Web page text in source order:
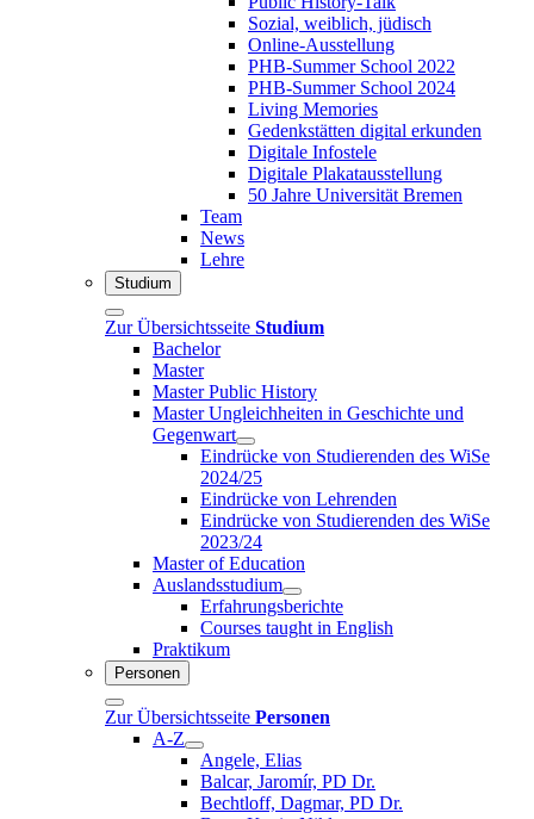
Sozial, weiblich, jüdisch
Online-Ausstellung
PHB-Summer School 2022
PHB-Summer School 2024
Living Memories
Gedenkstätten digital erkunden
Digitale Infostele
Digitale Plakatausstellung
50 Jahre Universität Bremen
Team
News
Lehre
Studium
Zur Übersichtsseite Studium
Bachelor
Master
Master Public History
Master Ungleichheiten in Geschichte und
Gegenwart
Eindrücke von Studierenden des WiSe
2024/25
Eindrücke von Lehrenden
Eindrücke von Studierenden des WiSe
2023/24
Master of Education
Auslandsstudium
Erfahrungsberichte
Courses taught in English
Praktikum
Personen
Zur Übersichtsseite Personen
A-Z
Angele, Elias
Balcar, Jaromír, PD Dr.
Bechtloff, Dagmar, PD Dr.